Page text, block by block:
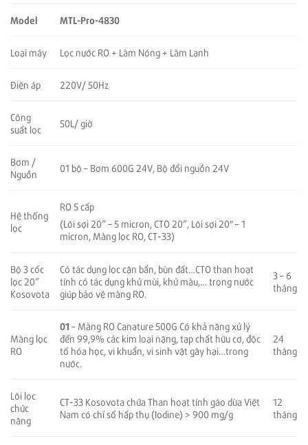
Model MTL-Pro-4830
Loại máy Lọc nước RO + Làm Nóng + Làm Lạnh
Điện áp 220V/ 50Hz
Công
suất lọc
50L/ giờ
Bơm /
Nguồn
01 bộ – Bơm 600G 24V, Bộ đổi nguồn 24V
Hệ thống
lọc
RO 5 cấp
(Lõi sợi 20” – 5 micron, CTO 20”, Lõi sợi 20″ – 1
micron, Màng lọc RO, CT-33)
Bộ 3 cốc
lọc 20”
Kosovota
Có tác dụng lọc cặn bẩn, bùn đất…CTO than hoạt
tính có tác dụng khử mùi, khử màu,… trong nước
giúp bảo vệ màng RO.
3 – 6
tháng
Màng lọc
RO
01 – Màng RO Canature 500G Có khả năng xử lý
đến 99,9% các kim loại nặng, tạp chất hữu cơ, độc
tố hóa học, vi khuẩn, vi sinh vật gây hại…trong
nước.
24
tháng
Lõi lọc
chức
năng
CT-33 Kosovota chứa Than hoạt tính gáo dừa Việt
Nam có chỉ số hấp thụ (Iodine) > 900 mg/g
12
tháng